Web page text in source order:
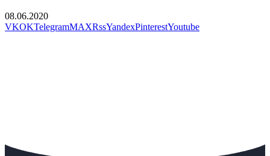
08.06.2020
VKOKTelegramMAXRssYandexPinterestYoutube